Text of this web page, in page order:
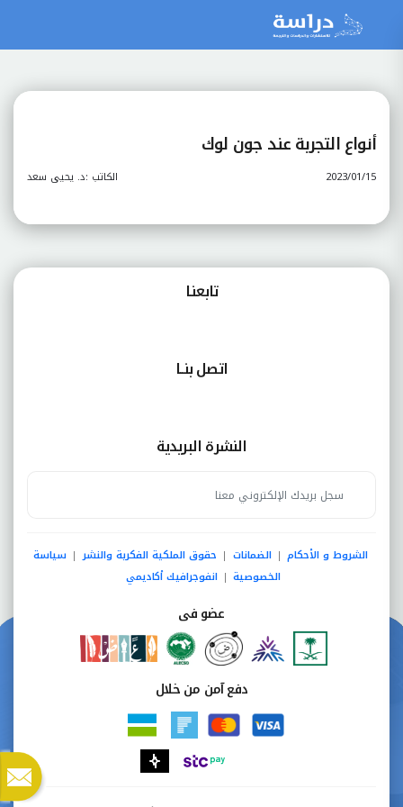
أنواع التجربة عند جون لوك
2023/01/15 الكاتب :د. يحيى سعد
تابعنـا
اتصل بنــا
النشرة البريدية
الشروط و الأحكام | الضمانات | حقوق الملكية الفكرية والنشر | سياسة
الخصوصية | انفوجرافيك أكاديمي
عضو فى
دفع آمن من خلال